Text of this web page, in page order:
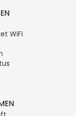
WiFi